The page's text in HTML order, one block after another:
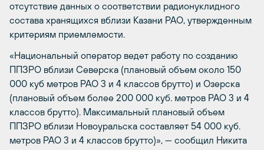
отсутствие данных о соответствии радионуклидного
состава хранящихся вблизи Казани РАО, утвержденным
критериям приемлемости.
«Национальный оператор ведет работу по созданию
ППЗРО вблизи Северска (плановый объем около 150
000 куб метров РАО 3 и 4 классов брутто) и Озерска
(плановый объем более 200 000 куб. метров РАО 3 и 4
классов брутто). Максимальный плановый объем
ППЗРО вблизи Новоуральска составляет 54 000 куб.
метров РАО 3 и 4 классов брутто)», — сообщил Никита